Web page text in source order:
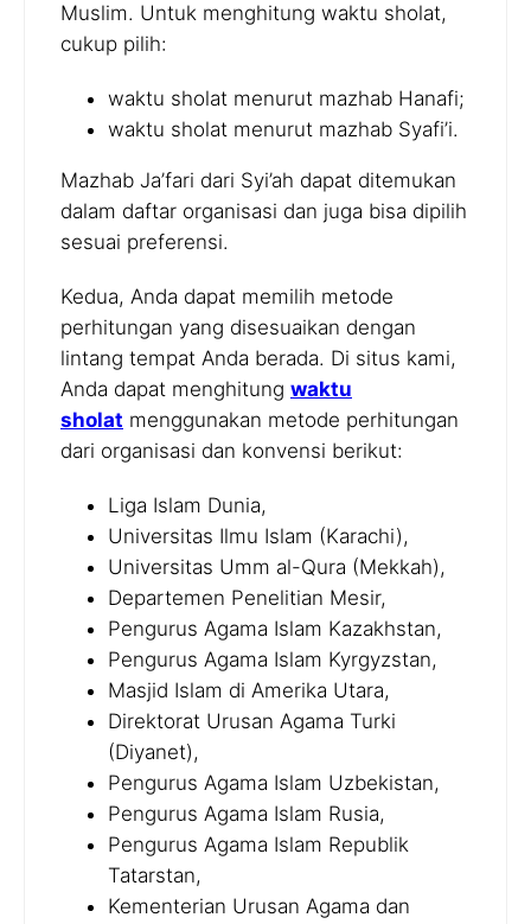
Muslim. Untuk menghitung waktu sholat,
cukup pilih:
waktu sholat menurut mazhab Hanafi;
waktu sholat menurut mazhab Syafi’i.
Mazhab Ja’fari dari Syi’ah dapat ditemukan
dalam daftar organisasi dan juga bisa dipilih
sesuai preferensi.
Kedua, Anda dapat memilih metode
perhitungan yang disesuaikan dengan
lintang tempat Anda berada. Di situs kami,
Anda dapat menghitung waktu
sholat menggunakan metode perhitungan
dari organisasi dan konvensi berikut:
Liga Islam Dunia,
Universitas Ilmu Islam (Karachi),
Universitas Umm al-Qura (Mekkah),
Departemen Penelitian Mesir,
Pengurus Agama Islam Kazakhstan,
Pengurus Agama Islam Kyrgyzstan,
Masjid Islam di Amerika Utara,
Direktorat Urusan Agama Turki
(Diyanet),
Pengurus Agama Islam Uzbekistan,
Pengurus Agama Islam Rusia,
Pengurus Agama Islam Republik
Tatarstan,
Kementerian Urusan Agama dan